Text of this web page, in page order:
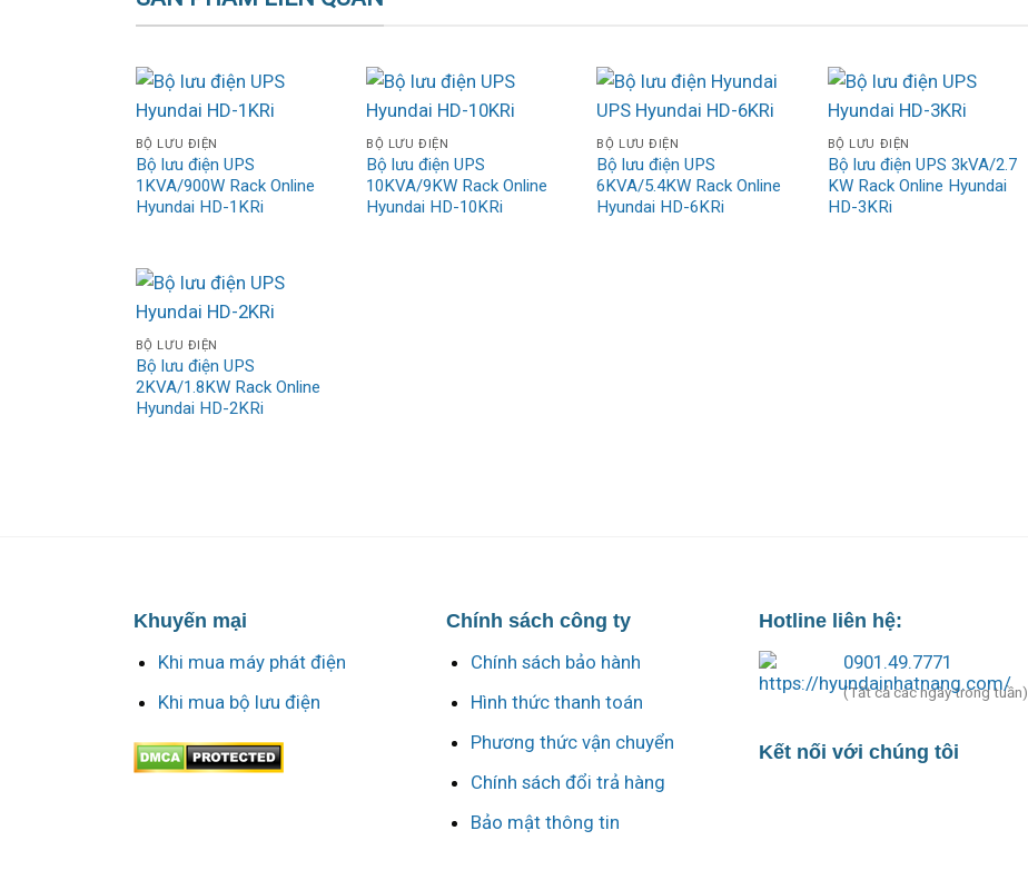
BỘ LƯU ĐIỆN
Bộ lưu điện UPS
1KVA/900W Rack Online
Hyundai HD-1KRi
BỘ LƯU ĐIỆN
Bộ lưu điện UPS
10KVA/9KW Rack Online
Hyundai HD-10KRi
BỘ LƯU ĐIỆN
Bộ lưu điện UPS
6KVA/5.4KW Rack Online
Hyundai HD-6KRi
BỘ LƯU ĐIỆN
Bộ lưu điện UPS 3kVA/2.7
KW Rack Online Hyundai
HD-3KRi
BỘ LƯU ĐIỆN
Bộ lưu điện UPS
2KVA/1.8KW Rack Online
Hyundai HD-2KRi
Khuyến mại
Khi mua máy phát điện
Khi mua bộ lưu điện
Chính sách công ty
Chính sách bảo hành
Hình thức thanh toán
Phương thức vận chuyển
Chính sách đổi trả hàng
Bảo mật thông tin
Hotline liên hệ:
0901.49.7771
(Tất cả các ngày trong tuần)
Kết nối với chúng tôi